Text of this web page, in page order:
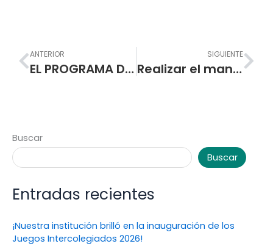
Prev
ANTERIOR
EL PROGRAMA DE FORMACION COMPLEMENTARIA (P.F.C) DE LA ESCUELA NORMAL SUPERIOR DE PASTO ABRE SUS INSCRIPCIONES
SIGUIENTE
Realizar el mantenimiento y restauración de las instalaciones en madera de la I.E.M. Escuela Normal Superior de Pasto.
Buscar
Buscar
Entradas recientes
¡Nuestra institución brilló en la inauguración de los
Juegos Intercolegiados 2026!